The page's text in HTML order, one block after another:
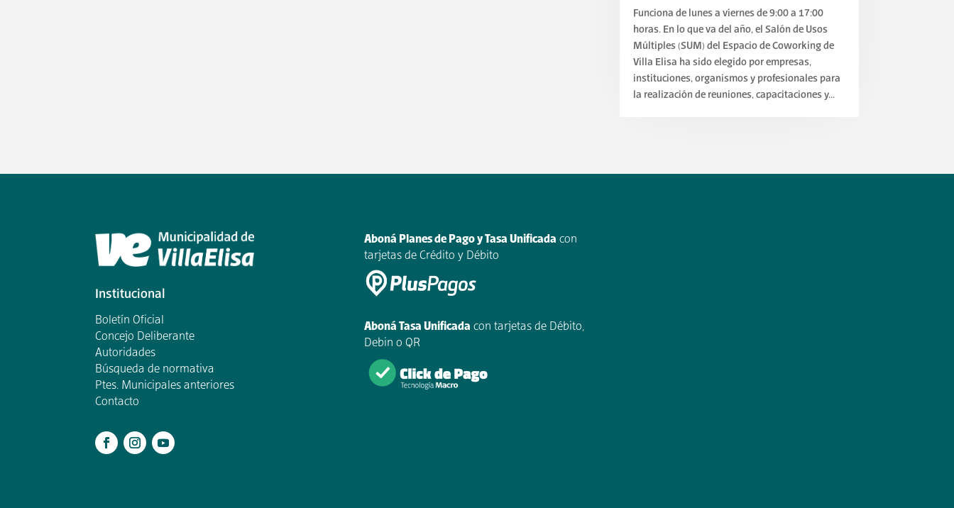
Funciona de lunes a viernes de 9:00 a 17:00
horas. En lo que va del año, el Salón de Usos
Múltiples (SUM) del Espacio de Coworking de
Villa Elisa ha sido elegido por empresas,
instituciones, organismos y profesionales para
la realización de reuniones, capacitaciones y...
Institucional
Boletín Oficial
Concejo Deliberante
Autoridades
Búsqueda de normativa
Ptes. Municipales anteriores
Contacto
Aboná Planes de Pago y Tasa Unificada con
tarjetas de Crédito y Débito
Aboná Tasa Unificada con tarjetas de Débito,
Debin o QR